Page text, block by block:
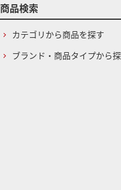
商品検索
カテゴリから商品を探す
ブランド・商品タイプから